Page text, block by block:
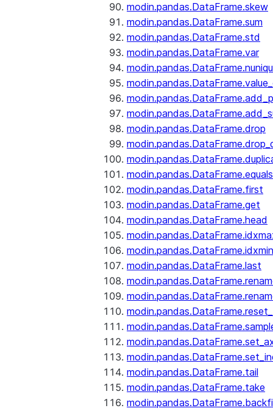
modin.pandas.DataFrame.skew
modin.pandas.DataFrame.sum
modin.pandas.DataFrame.std
modin.pandas.DataFrame.var
modin.pandas.DataFrame.drop
modin.pandas.DataFrame.equals
modin.pandas.DataFrame.first
modin.pandas.DataFrame.get
modin.pandas.DataFrame.head
modin.pandas.DataFrame.idxmin
modin.pandas.DataFrame.last
modin.pandas.DataFrame.tail
modin.pandas.DataFrame.take